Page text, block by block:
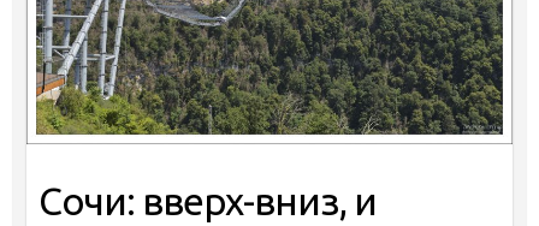
Сочи: вверх-вниз, и